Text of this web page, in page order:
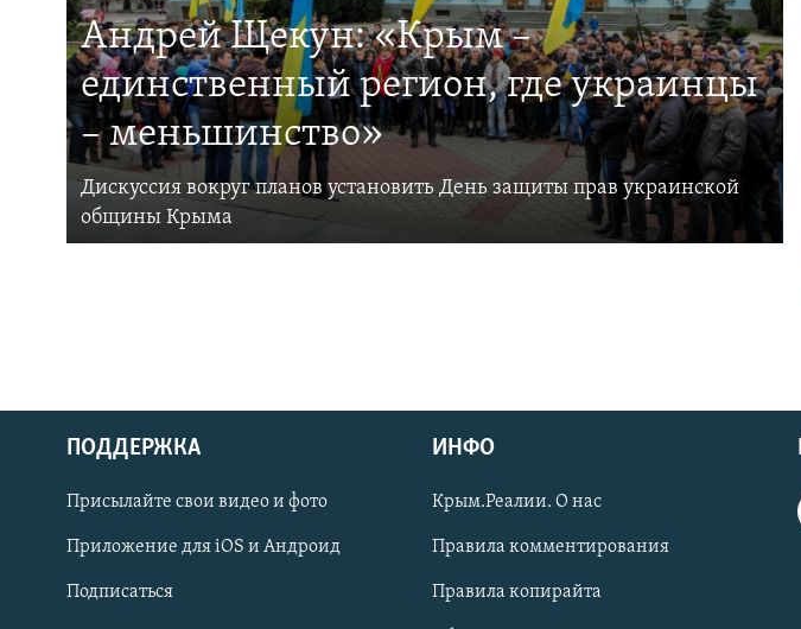
Українською
Qırımtatar
ПРИСОЕДИНЯЙТЕСЬ!
Андрей Щекун: «Крым –
единственный регион, где украинцы
– меньшинство»
Дискуссия вокруг планов установить День защиты прав украинской
общины Крыма
ПОДДЕРЖКА
Присылайте свои видео и фото
Приложение для iOS и Андроид
Подписаться
ИНФО
Крым.Реалии. О нас
Правила комментирования
Правила копирайта